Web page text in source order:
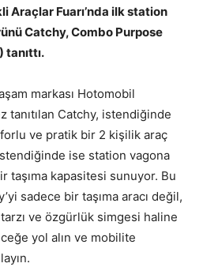
Araçlar Fuarı’nda ilk station
Catchy, Combo Purpose
tanıttı.
markası Hotomobil
tanıtılan Catchy, istendiğinde
ve pratik bir 2 kişilik araç
ise station vagona
taşıma kapasitesi sunuyor. Bu
sadece bir taşıma aracı değil,
ve özgürlük simgesi haline
yol alın ve mobilite